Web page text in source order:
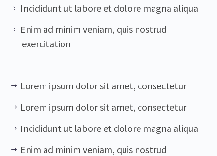
Incididunt ut labore et dolore magna aliqua
Enim ad minim veniam, quis nostrud
exercitation
Lorem ipsum dolor sit amet, consectetur
Lorem ipsum dolor sit amet, consectetur
Incididunt ut labore et dolore magna aliqua
Enim ad minim veniam, quis nostrud